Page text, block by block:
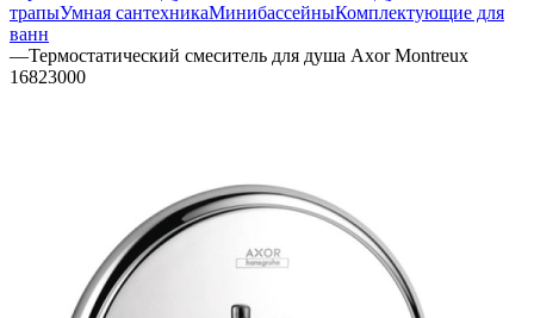
трапыУмная сантехникаМинибассейныКомплектующие для
ванн
—Термостатический смеситель для душа Axor Montreux
16823000